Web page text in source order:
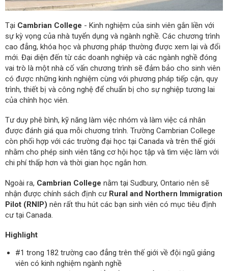
Tại Cambrian College - Kinh nghiệm của sinh viên gắn liền với
sự kỳ vọng của nhà tuyển dụng và ngành nghề. Các chương trình
cao đẳng, khóa học và phương pháp thường được xem lại và đổi
mới. Đại diện đến từ các doanh nghiệp và các ngành nghề đóng
vai trò là một nhà cố vấn chương trình sẽ đảm bảo cho sinh viên
có được những kinh nghiệm cùng với phương pháp tiếp cận, quy
trình, thiết bị và công nghệ để chuẩn bị cho sự nghiệp tương lai
của chính học viên.
Tư duy phê bình, kỹ năng làm việc nhóm và làm việc cá nhân
được đánh giá qua mỗi chương trình. Trường Cambrian College
còn phối hợp với các trường đại học tại Canada và trên thế giới
nhằm cho phép sinh viên tăng cơ hội học tập và tìm việc làm với
chi phí thấp hơn và thời gian học ngắn hơn.
Ngoài ra, Cambrian College nằm tại Sudbury, Ontario nên sẽ
nhận được chính sách định cư Rural and Northern Immigration
Pilot (RNIP) nên rất thu hút các bạn sinh viên có mục tiêu định
cư tại Canada.
Highlight
#1 trong 182 trường cao đẳng trên thế giới về đội ngũ giảng
viên có kinh nghiệm ngành nghề